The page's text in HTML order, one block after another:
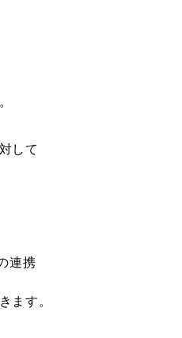
して
連携
ます。